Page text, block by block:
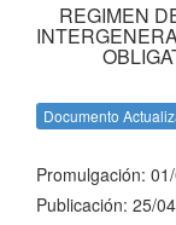
REGIMEN
Documento
Promulgación:
Publicación: 25/